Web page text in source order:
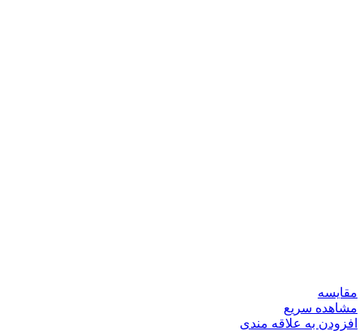
مقایسه
مشاهده سریع
افزودن به علاقه مندی